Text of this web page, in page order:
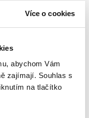
Více o cookies
abychom Vám
zajímají. Souhlas s
na tlačítko
Walterovic kluky
Nedotýkej se mě
chaos
Never After
Noční partie
Nyxia